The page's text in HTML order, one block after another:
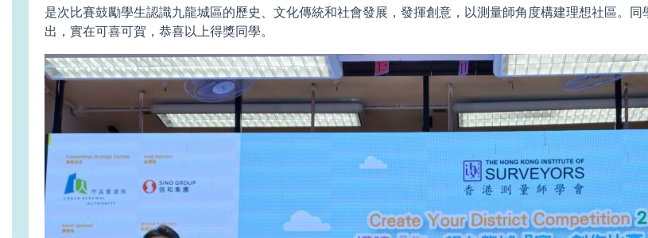
是次比賽鼓勵學生認識九龍城區的歷史、文化傳統和社會發展，發揮創意，以測量師角度構建理想社區。同
出，實在可喜可賀，恭喜以上得獎同學。